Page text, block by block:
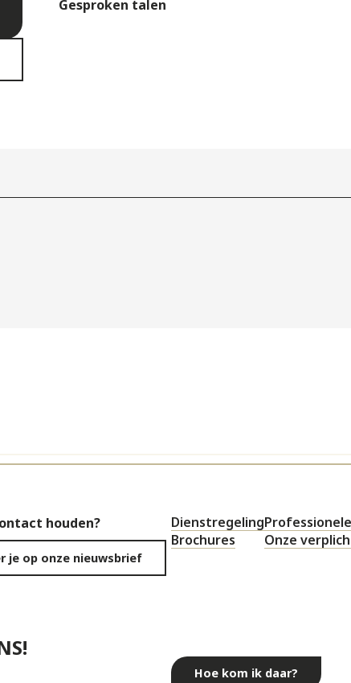
Gesproken talen
Gesproken talen
houden?
je op onze nieuwsbrief
Dienstregeling
Brochures
Onze
Hoe kom ik daar?